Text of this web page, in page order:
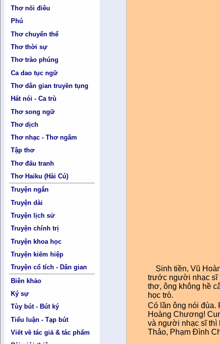
Thơ nối điêu
Phú
Thơ chuyển thể
Thơ thời sự
Thơ trào phúng
Ca dao tục ngữ
Thơ dân gian truyền tụng
Hát nói - Ca trù
Thơ song ngữ
Thơ dịch
Thơ nhạc - Thơ ngâm
Tập thơ
Thơ đấu tranh
Thơ Haiku (Hài Cú)
Truyện ngắn
Truyện dài
Truyện lịch sử
Truyện chính trị
Truyện khoa học
Truyện kiếm hiệp
Truyện cổ tích - Dân gian
Biên khảo
Ký sự
Tùy bút - Bút ký
Tiểu luận - Tạp bút
Viết về tác giả & tác phẩm
Sinh tiền, Vũ
trước người nhạc sĩ
thơ, ông không hề
học trò.
Có lần ông nói đùa.
Hoàng Chương!
và người nhạc sĩ thì
Thảo, Phạm Đình